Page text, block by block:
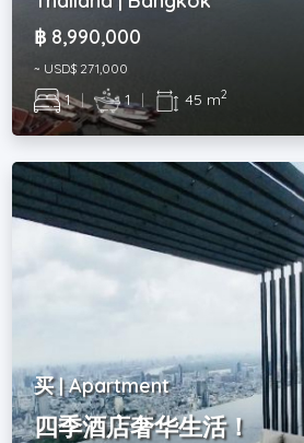
฿ 8,990,000
~ USD$ 271,000
1 | 1 | 45 m2
买 | Apartment
四季酒店奢华生活！